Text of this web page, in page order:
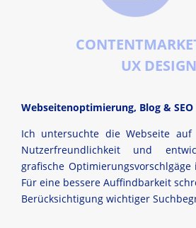
UX DESIGN
Webseitenoptimierung, Blog & SEO
Ich untersuchte die Webseite
Nutzerfreundlichkeit und
grafische
Für eine bessere Auffindbarkeit
Berücksichtigung wichtiger